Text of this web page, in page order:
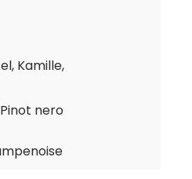
Kamille,
nero